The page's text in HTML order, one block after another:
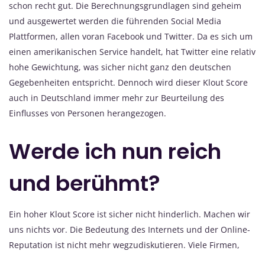
schon recht gut. Die Berechnungsgrundlagen sind geheim
und ausgewertet werden die führenden Social Media
Plattformen, allen voran Facebook und Twitter. Da es sich um
einen amerikanischen Service handelt, hat Twitter eine relativ
hohe Gewichtung, was sicher nicht ganz den deutschen
Gegebenheiten entspricht. Dennoch wird dieser Klout Score
auch in Deutschland immer mehr zur Beurteilung des
Einflusses von Personen herangezogen.
Werde ich nun reich
und berühmt?
Ein hoher Klout Score ist sicher nicht hinderlich. Machen wir
uns nichts vor. Die Bedeutung des Internets und der Online-
Reputation ist nicht mehr wegzudiskutieren. Viele Firmen,